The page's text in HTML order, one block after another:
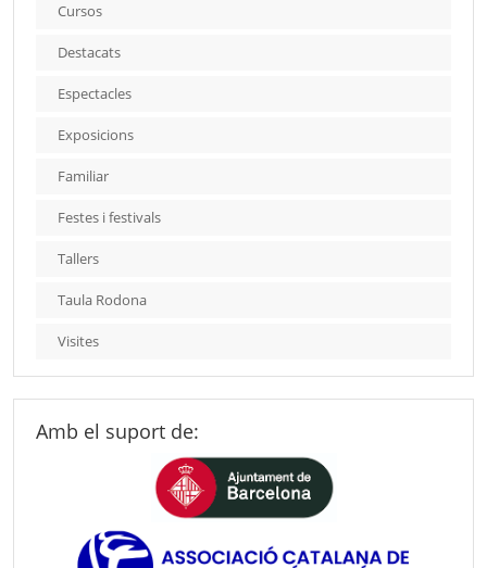
Cursos
Destacats
Espectacles
Exposicions
Familiar
Festes i festivals
Tallers
Taula Rodona
Visites
Amb el suport de: